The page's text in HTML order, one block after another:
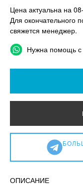
Цена актуальна на
Для окончательного
свяжется менеджер.
Нужна помощь
ОПИСАНИЕ